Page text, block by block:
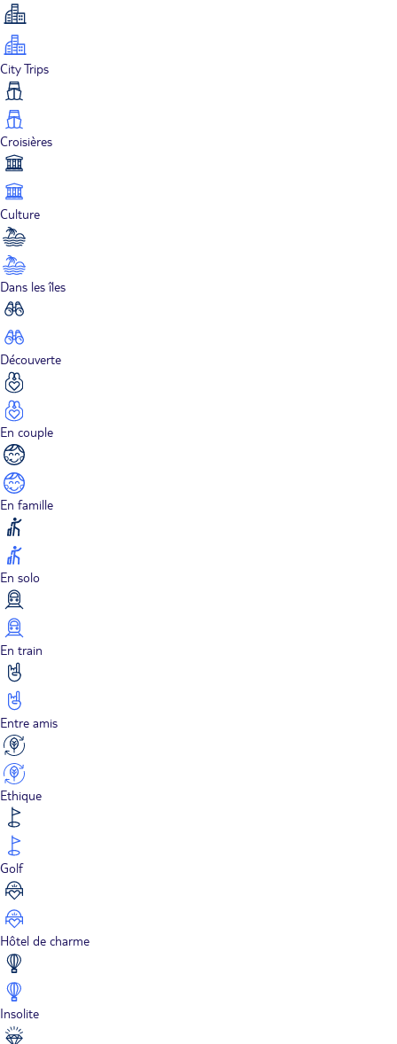
City Trips
Croisières
Culture
Dans les îles
Découverte
En couple
En famille
En solo
En train
Entre amis
Ethique
Golf
Hôtel de charme
Insolite